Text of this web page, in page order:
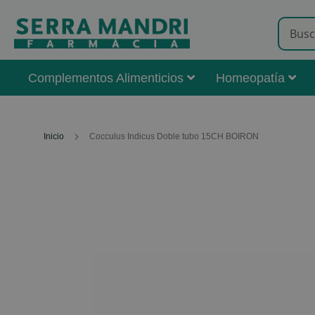
Complementos Alimenticios Homeopatía
Inicio Cocculus Indicus Doble tubo 15CH BOIRON